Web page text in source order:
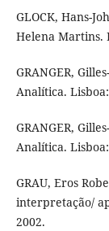
GLOCK, Hans-
Helena Martins.
GRANGER,
Analítica.
GRANGER,
Analítica.
GRAU, Eros
interpretação/
2002.